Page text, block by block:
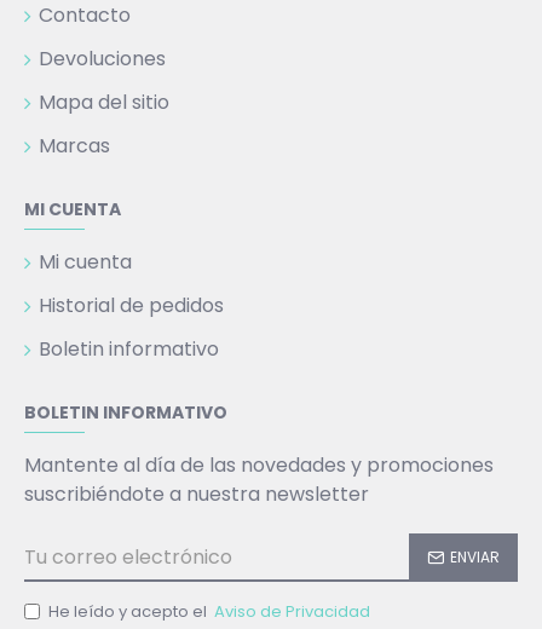
Contacto
Devoluciones
Mapa del sitio
Marcas
MI CUENTA
Mi cuenta
Historial de pedidos
Boletin informativo
BOLETIN INFORMATIVO
Mantente al día de las novedades y promociones
suscribiéndote a nuestra newsletter
ENVIAR
He leído y acepto el Aviso de Privacidad